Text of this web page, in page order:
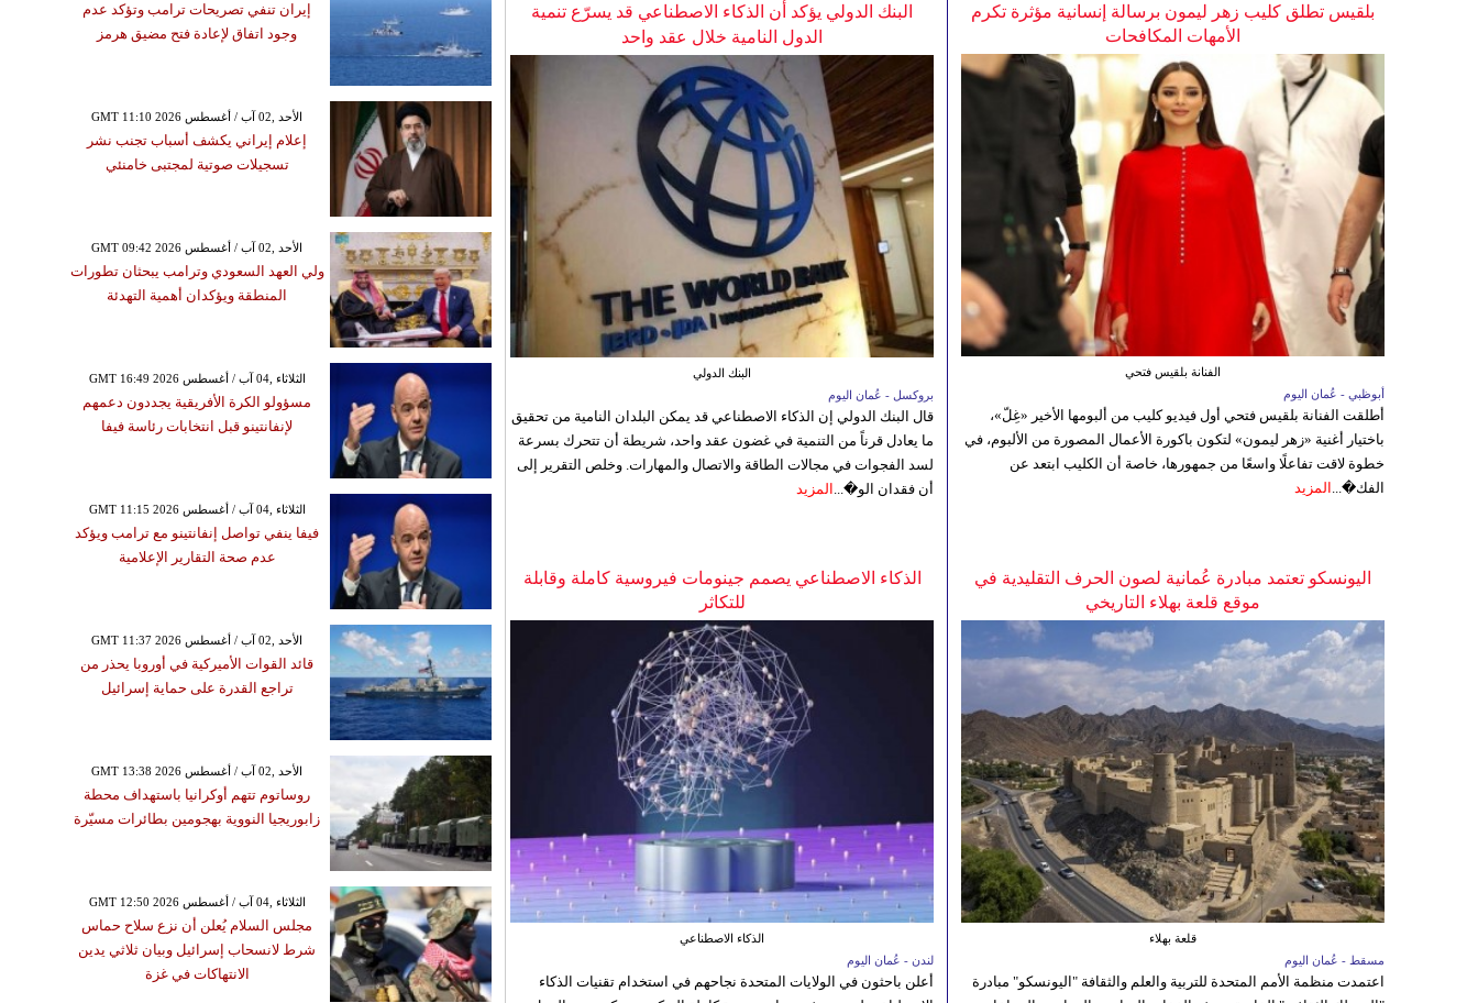
البنك الدولي يؤكد أن الذكاء الاصطناعي قد يسرّع تنمية
الدول النامية خلال عقد واحد
البنك الدولي
بروكسل - عُمان اليوم
قال البنك الدولي إن الذكاء الاصطناعي قد يمكن البلدان النامية من تحقيق
ما يعادل قرناً من التنمية في غضون عقد واحد، شريطة أن تتحرك بسرعة
لسد الفجوات في مجالات الطاقة والاتصال والمهارات. وخلص التقرير إلى
أن فقدان الو�... المزيد
بلقيس تطلق كليب زهر ليمون برسالة إنسانية مؤثرة تكرم
الأمهات المكافحات
الفنانة بلقيس فتحي
أبوظبي - عُمان اليوم
أطلقت الفنانة بلقيس فتحي أول فيديو كليب من ألبومها الأخير «غِلّ»،
باختيار أغنية «زهر ليمون» لتكون باكورة الأعمال المصورة من الألبوم، في
خطوة لاقت تفاعلًا واسعًا من جمهورها، خاصة أن الكليب ابتعد عن
الفك�... المزيد
الذكاء الاصطناعي يصمم جينومات فيروسية كاملة وقابلة
للتكاثر
الذكاء الاصطناعي
لندن - عُمان اليوم
أعلن باحثون في الولايات المتحدة نجاحهم في استخدام تقنيات الذكاء
اليونسكو تعتمد مبادرة عُمانية لصون الحرف التقليدية في
موقع قلعة بهلاء التاريخي
قلعة بهلاء
مسقط - عُمان اليوم
اعتمدت منظمة الأمم المتحدة للتربية والعلم والثقافة "اليونسكو" مبادرة
إيران تنفي تصريحات ترامب وتؤكد عدم
وجود اتفاق لإعادة فتح مضيق هرمز
GMT 11:10 2026 الأحد ,02 آب / أغسطس
إعلام إيراني يكشف أسباب تجنب نشر
تسجيلات صوتية لمجتبى خامنئي
GMT 09:42 2026 الأحد ,02 آب / أغسطس
ولي العهد السعودي وترامب يبحثان تطورات
المنطقة ويؤكدان أهمية التهدئة
GMT 16:49 2026 الثلاثاء ,04 آب / أغسطس
مسؤولو الكرة الأفريقية يجددون دعمهم
لإنفانتينو قبل انتخابات رئاسة فيفا
GMT 11:15 2026 الثلاثاء ,04 آب / أغسطس
فيفا ينفي تواصل إنفانتينو مع ترامب ويؤكد
عدم صحة التقارير الإعلامية
GMT 11:37 2026 الأحد ,02 آب / أغسطس
قائد القوات الأميركية في أوروبا يحذر من
تراجع القدرة على حماية إسرائيل
GMT 13:38 2026 الأحد ,02 آب / أغسطس
روساتوم تتهم أوكرانيا باستهداف محطة
زابوريجيا النووية بهجومين بطائرات مسيّرة
GMT 12:50 2026 الثلاثاء ,04 آب / أغسطس
مجلس السلام يُعلن أن نزع سلاح حماس
شرط لانسحاب إسرائيل وبيان ثلاثي يدين
الانتهاكات في غزة